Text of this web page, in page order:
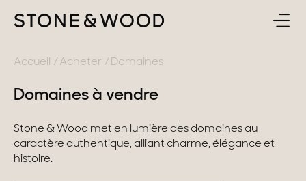
ACHETER
ESTIMER & VENDRE
L'AGENCE
RETOUR
Lac d'Annecy
Accueil Acheter Domaines
Domaines à vendre
Stone & Wood met en lumière des domaines au
caractère authentique, alliant charme, élégance et
histoire.